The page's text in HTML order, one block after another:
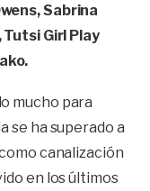
Sabrina
Tutsi Girl Play
mucho para
se ha superado a
canalización
en los últimos